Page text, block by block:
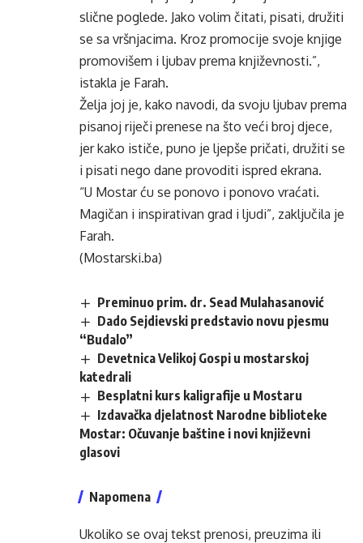
slične poglede. Jako volim čitati, pisati, družiti
se sa vršnjacima. Kroz promocije svoje knjige
promovišem i ljubav prema književnosti.”,
istakla je Farah.
Želja joj je, kako navodi, da svoju ljubav prema
pisanoj riječi prenese na što veći broj djece,
jer kako ističe, puno je ljepše pričati, družiti se
i pisati nego dane provoditi ispred ekrana.
“U Mostar ću se ponovo i ponovo vraćati.
Magičan i inspirativan grad i ljudi”, zaključila je
Farah.
(Mostarski.ba)
Preminuo prim. dr. Sead Mulahasanović
Dado Sejdievski predstavio novu pjesmu
“Budalo”
Devetnica Velikoj Gospi u mostarskoj
katedrali
Besplatni kurs kaligrafije u Mostaru
Izdavačka djelatnost Narodne biblioteke
Mostar: Očuvanje baštine i novi književni
glasovi
Napomena
Ukoliko se ovaj tekst prenosi, preuzima ili